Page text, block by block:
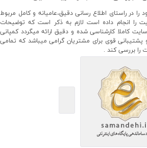
در راستای اطلاع رسانی دقیق،عامیانه و کامل مربوط
را انجام داده است لازم به ذکر است که توضیحات
کاملا کارشناسی شده و دقیق ارائه میگردد کمپانی
پشتیبانی قوی برای مشتریان گرامی میباشد که تمامی
را بررسی کند .